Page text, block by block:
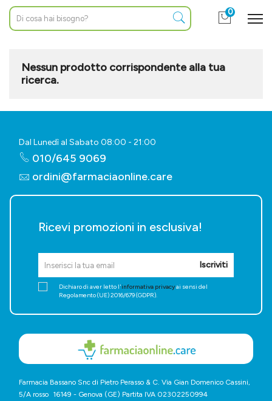
0
Nessun prodotto corrispondente alla tua
ricerca.
Dal Lunedì al Sabato 08:00 - 21:00
010/645 9069
ordini@farmaciaonline.care
Ricevi promozioni in esclusiva!
Iscriviti
Dichiaro di aver letto l'informativa privacyai sensi del
Regolamento (UE) 2016/679 (GDPR).
Farmacia Bassano Snc di Pietro Perasso & C. Via Gian Domenico Cassini,
5/A rosso 16149 - Genova (GE) Partita IVA 02302250994